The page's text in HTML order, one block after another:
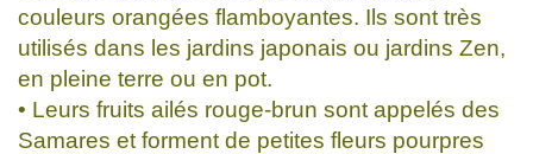
couleurs orangées flamboyantes. Ils sont très
utilisés dans les jardins japonais ou jardins Zen,
en pleine terre ou en pot.
• Leurs fruits ailés rouge-brun sont appelés des
Samares et forment de petites fleurs pourpres